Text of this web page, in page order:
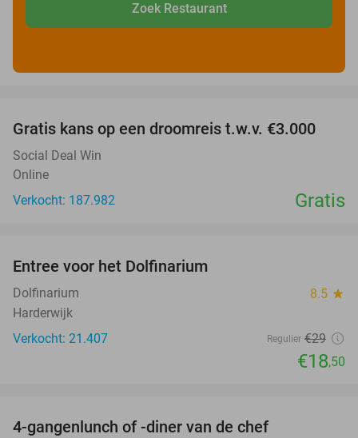
Zoek Restaurant
Gratis kans op een droomreis t.w.v. €3.000
Social Deal Win
Online
Verkocht: 187.982
Gratis
Entree voor het Dolfinarium
Dolfinarium 8.5 star
Harderwijk
Verkocht: 21.407
Regulier €29
€18,50
4-gangenlunch of -diner van de chef